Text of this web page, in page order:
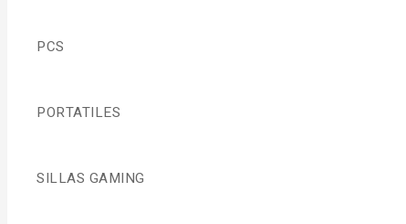
PCS
PORTATILES
SILLAS GAMING